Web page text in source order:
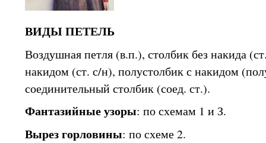
ВИДЫ ПЕТЕЛЬ
Воздушная петля (в.п.), столбик без накида
накидом (ст. с/н), полустолбик с накидом
соединительный столбик (соед. ст.).
Фантазийные узоры: по схемам 1 и З.
Вырез горловины: по схеме 2.